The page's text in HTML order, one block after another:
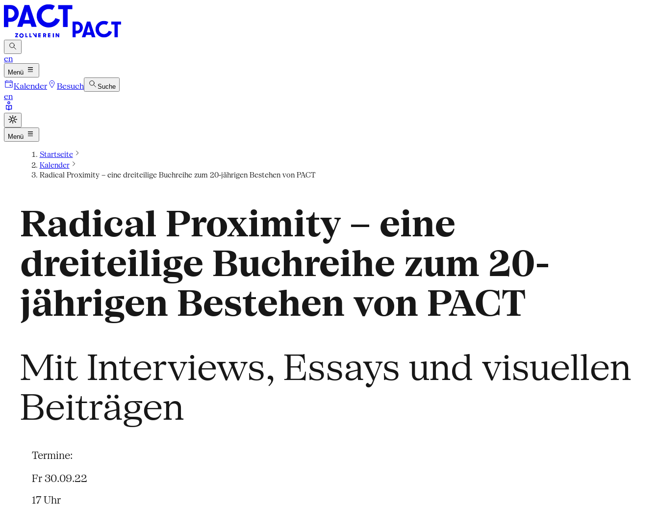
en
Menü
Kalender Besuch Suche
en
Menü
Startseite
Kalender
Radical Proximity – eine dreiteilige Buchreihe zum 20-jährigen Bestehen von PACT
Radical Proximity – eine
dreiteilige Buchreihe zum 20-
jährigen Bestehen von PACT
Mit Interviews, Essays und visuellen
Beiträgen
Termine:
Fr 30.09.22
17 Uhr